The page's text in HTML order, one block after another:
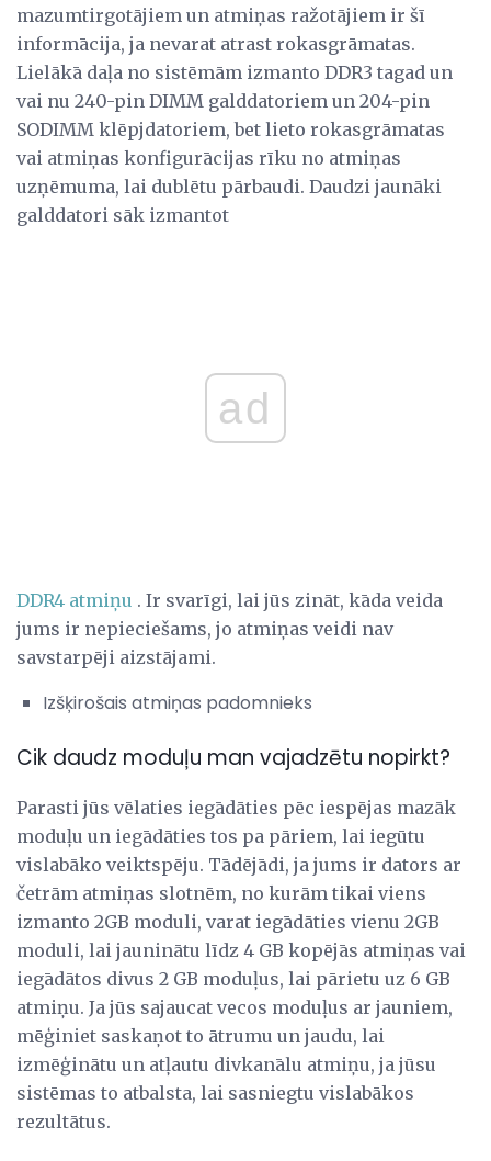
mazumtirgotājiem un atmiņas ražotājiem ir šī
informācija, ja nevarat atrast rokasgrāmatas.
Lielākā daļa no sistēmām izmanto DDR3 tagad un
vai nu 240-pin DIMM galddatoriem un 204-pin
SODIMM klēpjdatoriem, bet lieto rokasgrāmatas
vai atmiņas konfigurācijas rīku no atmiņas
uzņēmuma, lai dublētu pārbaudi. Daudzi jaunāki
galddatori sāk izmantot
ad
DDR4 atmiņu . Ir svarīgi, lai jūs zināt, kāda veida
jums ir nepieciešams, jo atmiņas veidi nav
savstarpēji aizstājami.
Izšķirošais atmiņas padomnieks
Cik daudz moduļu man vajadzētu nopirkt?
Parasti jūs vēlaties iegādāties pēc iespējas mazāk
moduļu un iegādāties tos pa pāriem, lai iegūtu
vislabāko veiktspēju. Tādējādi, ja jums ir dators ar
četrām atmiņas slotnēm, no kurām tikai viens
izmanto 2GB moduli, varat iegādāties vienu 2GB
moduli, lai jauninātu līdz 4 GB kopējās atmiņas vai
iegādātos divus 2 GB moduļus, lai pārietu uz 6 GB
atmiņu. Ja jūs sajaucat vecos moduļus ar jauniem,
mēģiniet saskaņot to ātrumu un jaudu, lai
izmēģinātu un atļautu divkanālu atmiņu, ja jūsu
sistēmas to atbalsta, lai sasniegtu vislabākos
rezultātus.